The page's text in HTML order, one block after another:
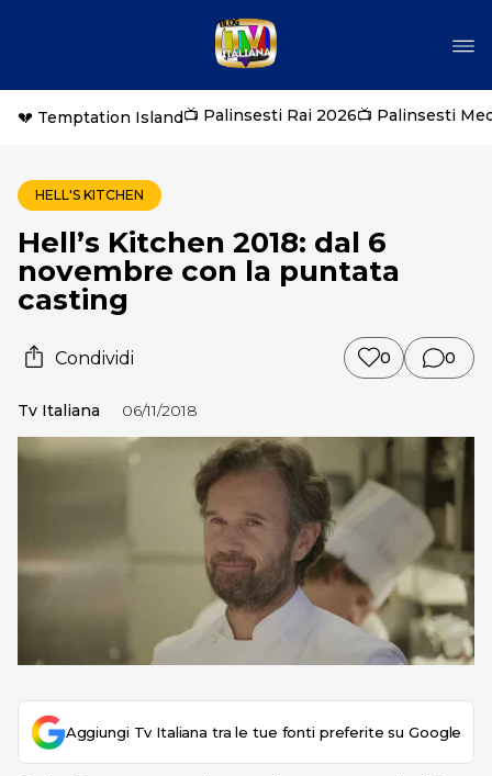
💔 Temptation Island📺 Palinsesti Rai 2026📺 Palinsesti
HELL'S KITCHEN
Hell’s Kitchen 2018: dal 6
novembre con la puntata
casting
Condividi 0 0
Tv Italiana 06/11/2018
Aggiungi Tv Italiana tra le tue fonti preferite su Google